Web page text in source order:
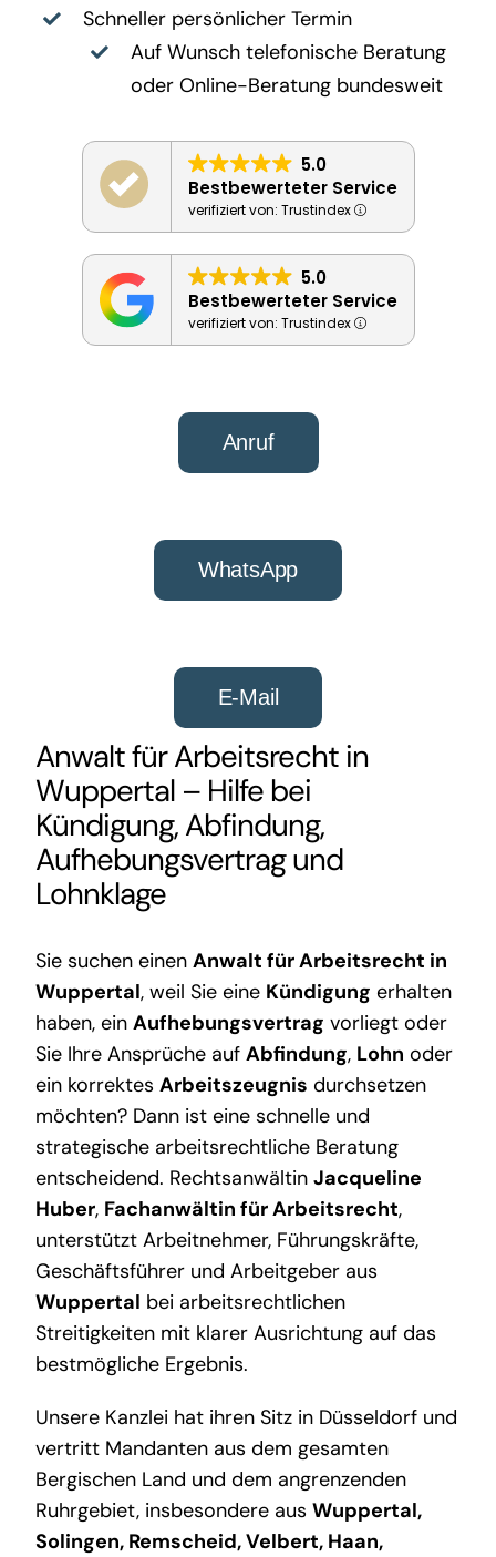
Schneller persönlicher Termin
Auf Wunsch telefonische Beratung
oder Online-Beratung bundesweit
5.0
Bestbewerteter Service
verifiziert von: Trustindex
5.0
Bestbewerteter Service
verifiziert von: Trustindex
Anruf
WhatsApp
E-Mail
Anwalt für Arbeitsrecht in
Wuppertal – Hilfe bei
Kündigung, Abfindung,
Aufhebungsvertrag und
Lohnklage
Sie suchen einen Anwalt für Arbeitsrecht in
Wuppertal, weil Sie eine Kündigung erhalten
haben, ein Aufhebungsvertrag vorliegt oder
Sie Ihre Ansprüche auf Abfindung, Lohn oder
ein korrektes Arbeitszeugnis durchsetzen
möchten? Dann ist eine schnelle und
strategische arbeitsrechtliche Beratung
entscheidend. Rechtsanwältin Jacqueline
Huber, Fachanwältin für Arbeitsrecht,
unterstützt Arbeitnehmer, Führungskräfte,
Geschäftsführer und Arbeitgeber aus
Wuppertal bei arbeitsrechtlichen
Streitigkeiten mit klarer Ausrichtung auf das
bestmögliche Ergebnis.
Unsere Kanzlei hat ihren Sitz in Düsseldorf und
vertritt Mandanten aus dem gesamten
Bergischen Land und dem angrenzenden
Ruhrgebiet, insbesondere aus Wuppertal,
Solingen, Remscheid, Velbert, Haan,